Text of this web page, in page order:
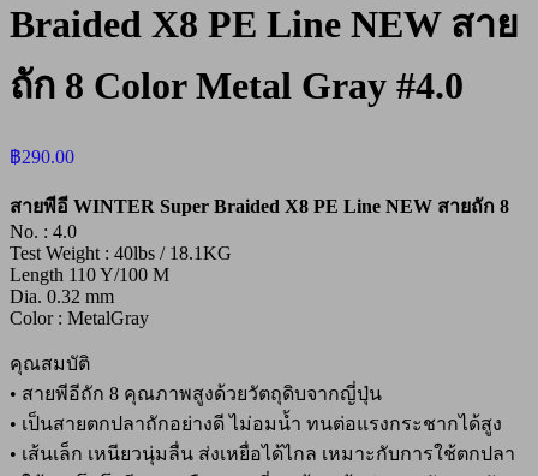
Braided X8 PE Line NEW สาย
ถัก 8 Color Metal Gray #4.0
฿290.00
สายพีอี WINTER Super Braided X8 PE Line NEW สายถัก 8
No. : 4.0
Test Weight : 40lbs / 18.1KG
Length 110 Y/100 M
Dia. 0.32 mm
Color : MetalGray
คุณสมบัติ
• สายพีอีถัก 8 คุณภาพสูงด้วยวัตถุดิบจากญี่ปุ่น
• เป็นสายตกปลาถักอย่างดี ไม่อมน้ำ ทนต่อแรงกระชากได้สูง
• เส้นเล็ก เหนียวนุ่มลื่น ส่งเหยื่อได้ไกล เหมาะกับการใช้ตกปลา